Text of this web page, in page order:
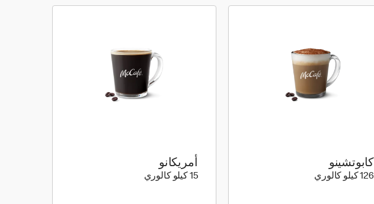
كابوتشينو
126 كيلو كالوري 126 كيلو سعرة حرارية
أمريكانو
15 كيلو كالوري